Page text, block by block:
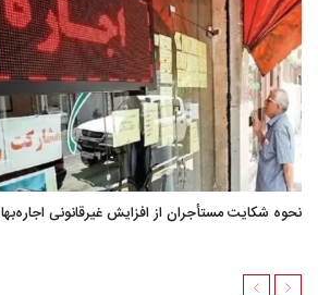
نحوه شکایت مستأجران از افزایش غیرقانونی اجاره‌بها